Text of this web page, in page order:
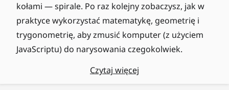
kołami — spirale. Po raz kolejny zobaczysz, jak w
praktyce wykorzystać matematykę, geometrię i
trygonometrię, aby zmusić komputer (z użyciem
JavaScriptu) do narysowania czegokolwiek.
Czytaj więcej